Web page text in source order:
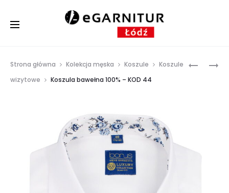
KOSZULA
KURTKA
Strona główna Kolekcja męska Koszule
Koszule
wizytowe
Koszula bawełna 100% – KOD 44